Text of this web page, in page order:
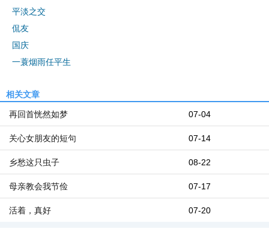
平淡之交
侃友
国庆
一蓑烟雨任平生
相关文章
07-04
再回首恍然如梦
07-14
关心女朋友的短句
08-22
乡愁这只虫子
07-17
母亲教会我节俭
07-20
活着，真好